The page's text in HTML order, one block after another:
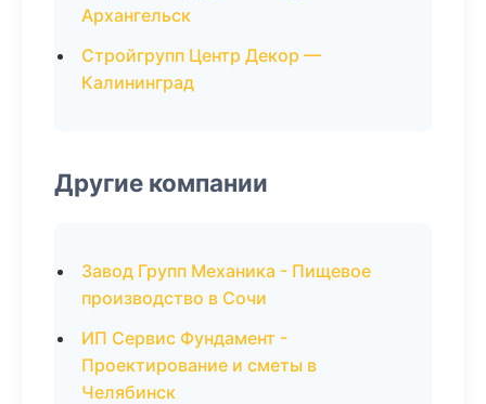
Архангельск
Стройгрупп Центр Декор —
Калининград
Другие компании
Завод Групп Механика - Пищевое
производство в Сочи
ИП Сервис Фундамент -
Проектирование и сметы в
Челябинск